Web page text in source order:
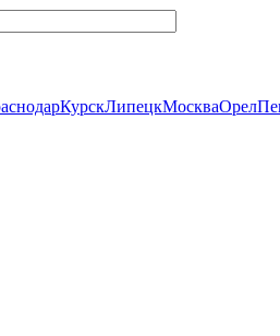
КурскЛипецкМоскваОрел